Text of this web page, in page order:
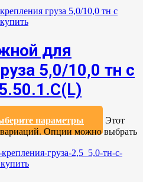
для
5,0/10,0 тн с
параметры
Этот
вариаций. Опции можно выбрать